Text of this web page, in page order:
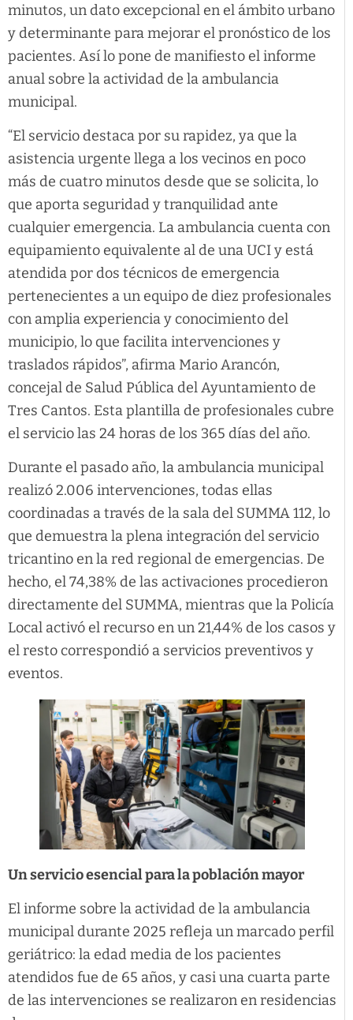
minutos, un dato excepcional en el ámbito urbano
y determinante para mejorar el pronóstico de los
pacientes. Así lo pone de manifiesto el informe
anual sobre la actividad de la ambulancia
municipal.
“El servicio destaca por su rapidez, ya que la
asistencia urgente llega a los vecinos en poco
más de cuatro minutos desde que se solicita, lo
que aporta seguridad y tranquilidad ante
cualquier emergencia. La ambulancia cuenta con
equipamiento equivalente al de una UCI y está
atendida por dos técnicos de emergencia
pertenecientes a un equipo de diez profesionales
con amplia experiencia y conocimiento del
municipio, lo que facilita intervenciones y
traslados rápidos”, afirma Mario Arancón,
concejal de Salud Pública del Ayuntamiento de
Tres Cantos. Esta plantilla de profesionales cubre
el servicio las 24 horas de los 365 días del año.
Durante el pasado año, la ambulancia municipal
realizó 2.006 intervenciones, todas ellas
coordinadas a través de la sala del SUMMA 112, lo
que demuestra la plena integración del servicio
tricantino en la red regional de emergencias. De
hecho, el 74,38% de las activaciones procedieron
directamente del SUMMA, mientras que la Policía
Local activó el recurso en un 21,44% de los casos y
el resto correspondió a servicios preventivos y
eventos.
Un servicio esencial para la población mayor
El informe sobre la actividad de la ambulancia
municipal durante 2025 refleja un marcado perfil
geriátrico: la edad media de los pacientes
atendidos fue de 65 años, y casi una cuarta parte
de las intervenciones se realizaron en residencias